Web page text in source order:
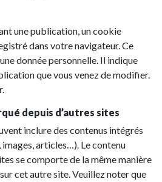
une publication, un cookie
dans votre navigateur. Ce
donnée personnelle. Il indique
que vous venez de modifier.
depuis d’autres sites
inclure des contenus intégrés
articles…). Le contenu
se comporte de la même manière
cet autre site. Veuillez noter que